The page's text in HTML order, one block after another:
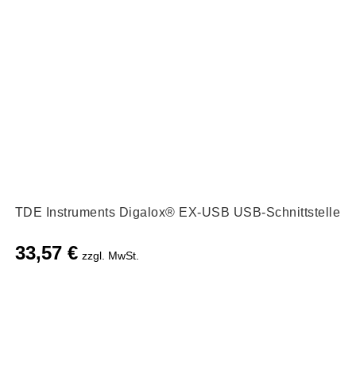
TDE Instruments Digalox® EX-USB USB-Schnittstelle
33,57 € zzgl. MwSt.